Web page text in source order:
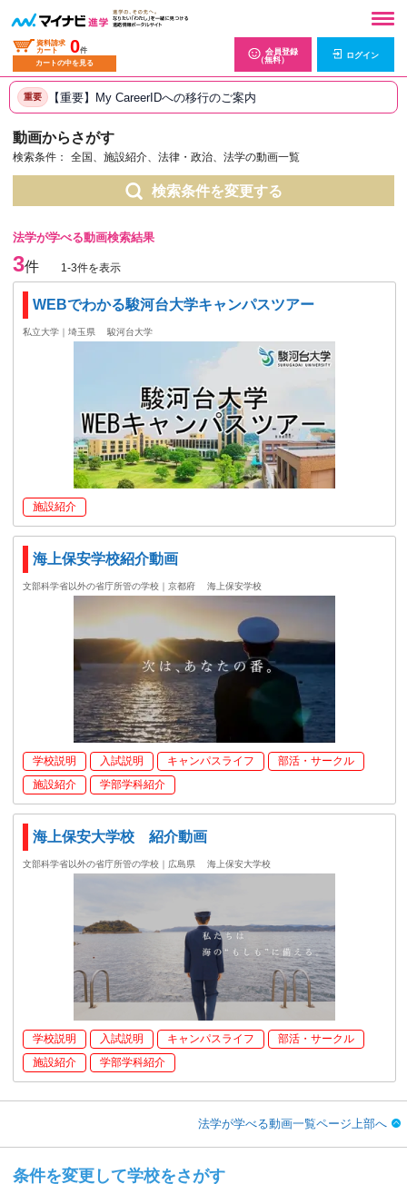
資料請求
カート
0件
カートの中を見る
会員登録
（無料）
ログイン
重要 【重要】My CareerIDへの移行のご案内
動画からさがす
検索条件： 全国、施設紹介、法律・政治、法学の動画一覧
検索条件を変更する
法学が学べる動画検索結果
3件 1-3件を表示
WEBでわかる駿河台大学キャンパスツアー
私立大学｜埼玉県 駿河台大学
施設紹介
海上保安学校紹介動画
文部科学省以外の省庁所管の学校｜京都府 海上保安学校
学校説明 入試説明 キャンパスライフ
部活・サークル
施設紹介
学部学科紹介
海上保安大学校 紹介動画
文部科学省以外の省庁所管の学校｜広島県 海上保安大学校
学校説明 入試説明 キャンパスライフ
部活・サークル
施設紹介
学部学科紹介
法学が学べる動画一覧ページ上部へ
条件を変更して学校をさがす